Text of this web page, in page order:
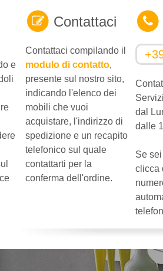
e
Contattaci
Contattaci compilando il
modulo di contatto,
presente sul nostro sito,
indicando l'elenco dei
mobili che vuoi
acquistare, l'indirizzo di
spedizione e un recapito
telefonico sul quale
contattarti per la
conferma dell'ordine.
dal
dalle
Se
clicca